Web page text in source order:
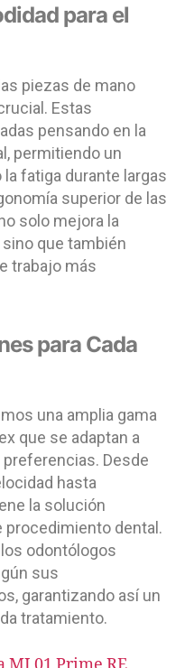
para el
piezas de mano
Estas
pensando en la
permitiendo un
fatiga durante largas
superior de las
solo mejora la
que también
trabajo más
para Cada
una amplia gama
que se adaptan a
Desde
hasta
la solución
procedimiento dental.
odontólogos
sus
garantizando así un
tratamiento.